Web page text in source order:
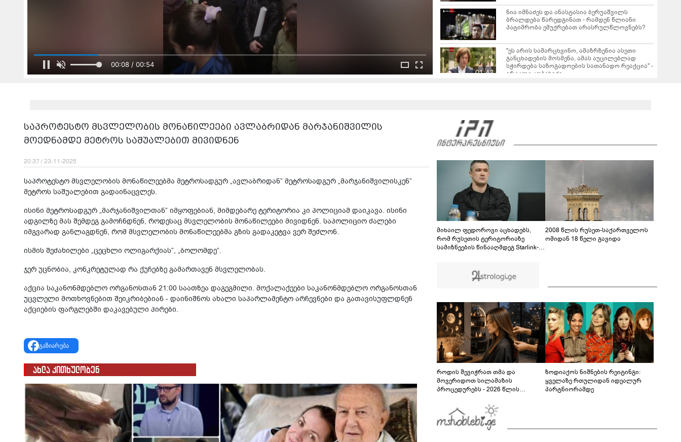
00:08 / 00:54
ნია იმნაძეს და ანასტასია ბერუაშვილს
ბრალდება წარედგინათ - რამდენ წლიანი
პატიმრობა ემუქრებათ არასრულწლოვნებს?
01:43
"ეს არის სამარცხვინო, ამაზრზენია ასეთი
განცხადების მოსმენა, ამას აუცილებლად
სჭირდება საზოგადოების სათანადო რეაქცია" -
ირაკლი კობახიძე
ელი კურსის სტუდენტიც იკითხავს"
00:20
პორნოგრაფიული იერსახე და
შეურაცხმყოფელ ტექსტებთან ერთად
გაავრცელა - შსს ბრალდებულის დაკავების
კადრებს აქვეყნებს
ნიკა მელიას სასამართლოს უპატივცემლობის
ფაქტზე 1 წლით და 6 თვით თავისუფლების
აღკვეთა მიესაჯა
საპროტესტო მსვლელობის მონაწილეები ავლაბრიდან მარჯანიშვილის
მოედნამდე მეტროს საშუალებით მივიდნენ
20:37 / 23-11-2025
საპროტესტო მსვლელობის მონაწილეებმა მეტროსადგურ „ავლაბრიდან” მეტროსადგურ „მარჯანიშვილისკენ”
მეტროს საშუალებით გადაინაცვლეს.
ისინი მეტროსადგურ „მარჯანიშვილთან” იმყოფებიან, მიმდებარე ტერიტორია კი პოლიციამ დაიკავა. ისინი
ადგილზე მას შემდეგ გამოჩნდნენ, როდესაც მსვლელობის მონაწილეები მივიდნენ. საპოლიციო ძალები
იმგვარად განლაგდნენ, რომ მსვლელობის მონაწილეებმა გზის გადაკეტვა ვერ შეძლონ.
ისმის შეძახილები „ცეცხლი ოლიგარქიას”, „ბოლომდე”.
ჯერ უცნობია, კონკრეტულად რა ქუჩებზე გამართავენ მსვლელობას.
აქცია საკანონმდებლო ორგანოსთან 21:00 საათზეა დაგეგმილი. მოქალაქეები საკანონმდებლო ორგანოსთან
უცვლელი მოთხოვნებით შეიკრიბებიან - დაინიშნოს ახალი საპარლამენტო არჩევნები და გათავისუფლდნენ
აქციების ფარგლებში დაკავებული პირები.
გაზიარება
ახლა კითხულობენ
მიხაილ ფედოროვი აცხადებს,
რომ რუსეთის ტერიტორიაზე
სამიზნეების წინააღმდეგ Starlink-
2008 წლის რუსეთ-საქართველოს
ომიდან 18 წელი გავიდა
როდის შევიჭრათ თმა და
მოვერიდოთ სილამაზის
პროცედურებს - 2026 წლის
გზამკვლევი
ზოდიაქოს ნიშნების რეიტინგი:
ყველაზე რთულიდან იდეალურ
პარტნიორამდე